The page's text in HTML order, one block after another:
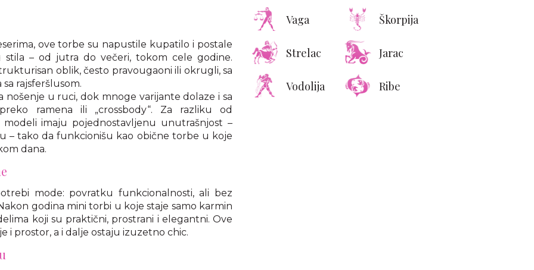
ove torbe su napustile kupatilo i postale
stila – od jutra do večeri, tokom cele godine.
oblik, često pravougaoni ili okrugli, sa
rajsferšlusom.
u ruci, dok mnoge varijante dolaze i sa
ramena ili „crossbody“. Za razliku od
modeli imaju pojednostavljenu unutrašnjost –
– tako da funkcionišu kao obične torbe u koje
dana.
mode: povratku funkcionalnosti, ali bez
godina mini torbi u koje staje samo karmin
koji su praktični, prostrani i elegantni. Ove
i prostor, a i dalje ostaju izuzetno chic.
Vaga Škorpija
Strelac Jarac
Vodolija Ribe